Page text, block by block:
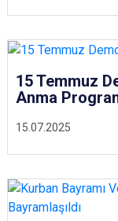
15.07.2025
15 Temmuz
Anma